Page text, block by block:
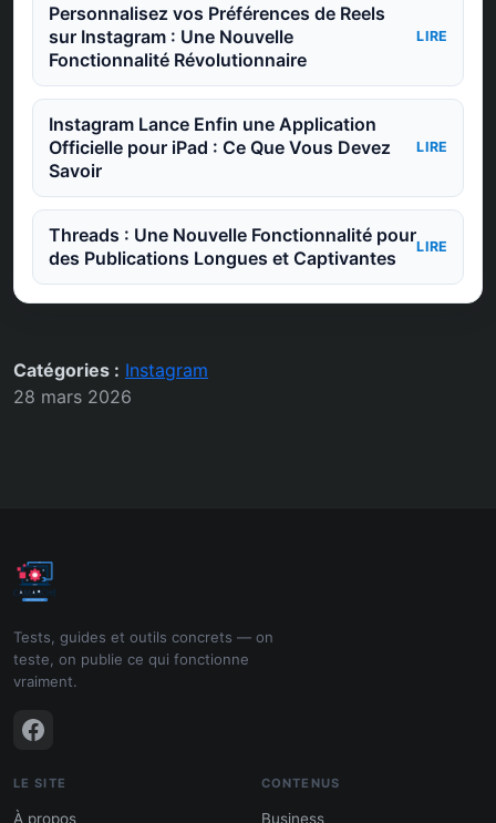
Personnalisez vos Préférences de Reels
sur Instagram : Une Nouvelle
Fonctionnalité Révolutionnaire
LIRE
Instagram Lance Enfin une Application
Officielle pour iPad : Ce Que Vous Devez
Savoir
LIRE
Threads : Une Nouvelle Fonctionnalité pour
des Publications Longues et Captivantes
LIRE
Catégories : Instagram
28 mars 2026
Tests, guides et outils concrets — on
teste, on publie ce qui fonctionne
vraiment.
LE SITE
À propos
CONTENUS
Business